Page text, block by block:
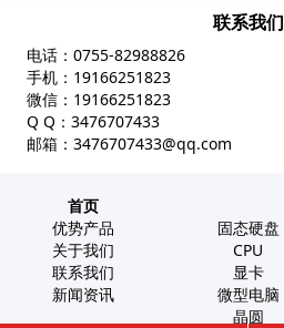
联系我们
电话： 0755-82988826
手机： 19166251823
微信： 19166251823
Q Q： 3476707433
邮箱： 3476707433@qq.com
首页
优势产品
关于我们
联系我们
新闻资讯
固态硬盘
CPU
显卡
微型电脑
晶圆